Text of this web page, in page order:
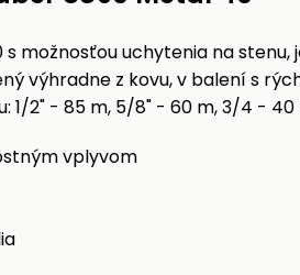
možnosťou uchytenia na stenu,
výhradne z kovu, v balení s
1/2" - 85 m, 5/8" - 60 m, 3/4 - 40
vplyvom